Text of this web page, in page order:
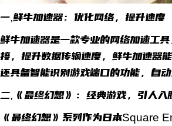
一,鲜牛加速器：优化网络，提升速度
鲜牛加速器是一款专业的网络加速工
接，提升数据传输速度，鲜牛加速器
还具备智能识别游戏端口的功能，自
二,《最终幻想》：经典游戏，引人入
《最终幻想》系列作为日本Square